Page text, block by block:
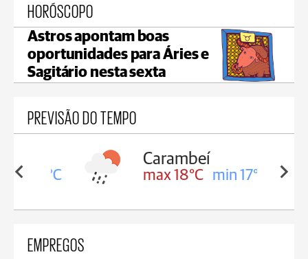
HORÓSCOPO
Astros apontam boas
oportunidades para Áries e
Sagitário nesta sexta
PREVISÃO DO TEMPO
18°C
Carambeí
max 18°C min 17°C
EMPREGOS